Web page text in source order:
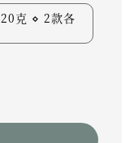
克 ⋄ 2款各